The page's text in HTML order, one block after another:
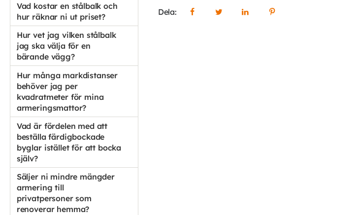
Vad kostar en stålbalk och
hur räknar ni ut priset?
Hur vet jag vilken stålbalk
jag ska välja för en
bärande vägg?
Hur många markdistanser
behöver jag per
kvadratmeter för mina
armeringsmattor?
Vad är fördelen med att
beställa färdigbockade
byglar istället för att bocka
själv?
Säljer ni mindre mängder
armering till
privatpersoner som
renoverar hemma?
Dela: